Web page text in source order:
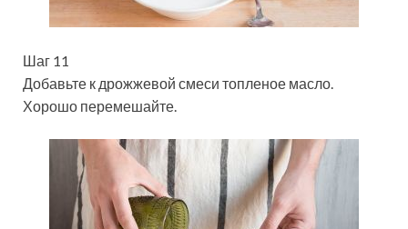
Шаг 11
Добавьте к дрожжевой смеси топленое масло.
Хорошо перемешайте.